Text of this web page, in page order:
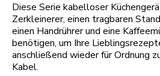
Diese Serie kabelloser
Zerkleinerer, einen tragbaren
einen Handrührer und eine
benötigen, um Ihre
anschließend wieder für Ordnung
Kabel.